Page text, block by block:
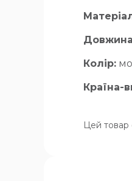
Колір:
Країна-
Цей товар